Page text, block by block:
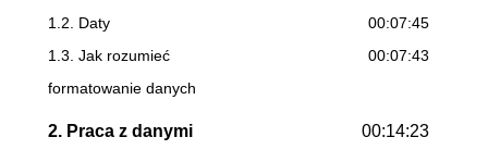
1.2. Daty
00:07:45
1.3. Jak rozumieć
formatowanie danych
00:07:43
2. Praca z danymi 00:14:23